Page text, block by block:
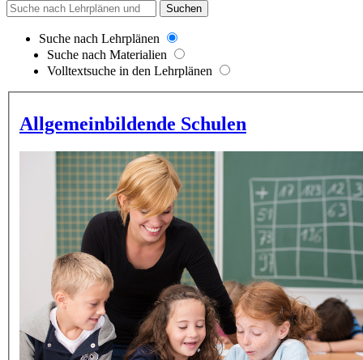
Suchen
Suche nach Lehrplänen
Suche nach Materialien
Volltextsuche in den Lehrplänen
Allgemeinbildende Schulen